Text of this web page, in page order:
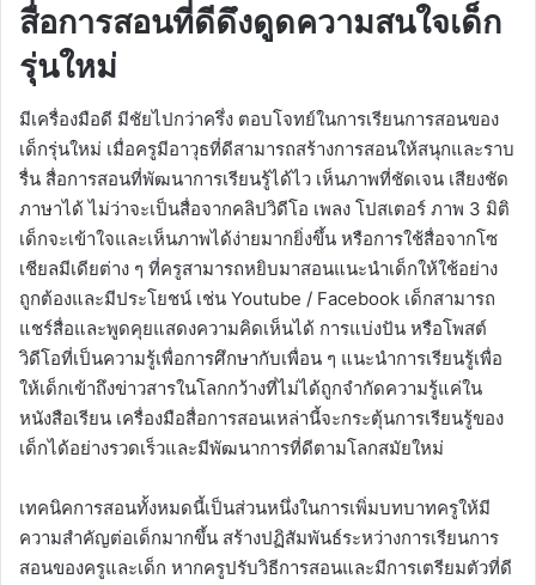
สื่อการสอนที่ดีดึงดูดความสนใจเด็ก
รุ่นใหม่
มีเครื่องมือดี มีชัยไปกว่าครึ่ง ตอบโจทย์ในการเรียนการสอนของ
เด็กรุ่นใหม่ เมื่อครูมีอาวุธที่ดีสามารถสร้างการสอนให้สนุกและราบ
รื่น สื่อการสอนที่พัฒนาการเรียนรู้ได้ไว เห็นภาพที่ชัดเจน เสียงชัด
ภาษาได้ ไม่ว่าจะเป็นสื่อจากคลิปวิดีโอ เพลง โปสเตอร์ ภาพ 3 มิติ
เด็กจะเข้าใจและเห็นภาพได้ง่ายมากยิ่งขึ้น หรือการใช้สื่อจากโซ
เชียลมีเดียต่าง ๆ ที่ครูสามารถหยิบมาสอนแนะนำเด็กให้ใช้อย่าง
ถูกต้องและมีประโยชน์ เช่น Youtube / Facebook เด็กสามารถ
แชร์สื่อและพูดคุยแสดงความคิดเห็นได้ การแบ่งปัน หรือโพสต์
วิดีโอที่เป็นความรู้เพื่อการศึกษากับเพื่อน ๆ แนะนำการเรียนรู้เพื่อ
ให้เด็กเข้าถึงข่าวสารในโลกกว้างที่ไม่ได้ถูกจำกัดความรู้แค่ใน
หนังสือเรียน เครื่องมือสื่อการสอนเหล่านี้จะกระตุ้นการเรียนรู้ของ
เด็กได้อย่างรวดเร็วและมีพัฒนาการที่ดีตามโลกสมัยใหม่
เทคนิคการสอนทั้งหมดนี้เป็นส่วนหนึ่งในการเพิ่มบทบาทครูให้มี
ความสำคัญต่อเด็กมากขึ้น สร้างปฏิสัมพันธ์ระหว่างการเรียนการ
สอนของครูและเด็ก หากครูปรับวิธีการสอนและมีการเตรียมตัวที่ดี